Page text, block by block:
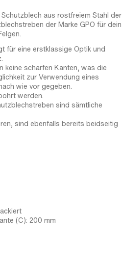
aus rostfreiem Stahl der
der Marke GPO für dein
für eine erstklassige Optik und
scharfen Kanten, was die
zur Verwendung eines
wie vor gegeben.
werden.
sind sämtliche
sind ebenfalls bereits beidseitig
(C): 200 mm